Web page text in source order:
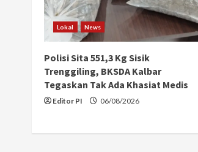
a
d
i
n
Lokal News
Polisi Sita 551,3 Kg Sisik
Trenggiling, BKSDA Kalbar
Tegaskan Tak Ada Khasiat Medis
Editor PI 06/08/2026